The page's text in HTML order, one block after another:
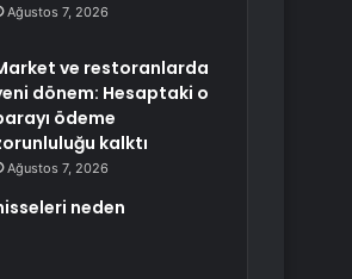
Ağustos 7, 2026
ve restoranlarda
dönem: Hesaptaki o
ödeme
kalktı
Ağustos 7, 2026
neden